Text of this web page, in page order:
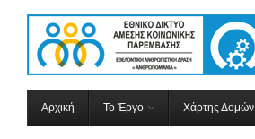
Αρχική Το Έργο Χάρτης Δομών